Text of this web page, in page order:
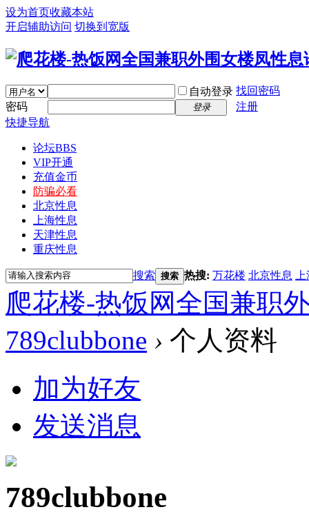
设为首页收藏本站
开启辅助访问 切换到宽版
自动登录 找回密码
密码
登录
注册
快捷导航
论坛BBS
VIP开通
充值金币
防骗必看
北京性息
上海性息
天津性息
重庆性息
搜索 搜索 热搜: 万花楼 北京性息
爬花楼-热饭网全国兼职
789clubbone › 个人资料
加为好友
发送消息
789clubbone